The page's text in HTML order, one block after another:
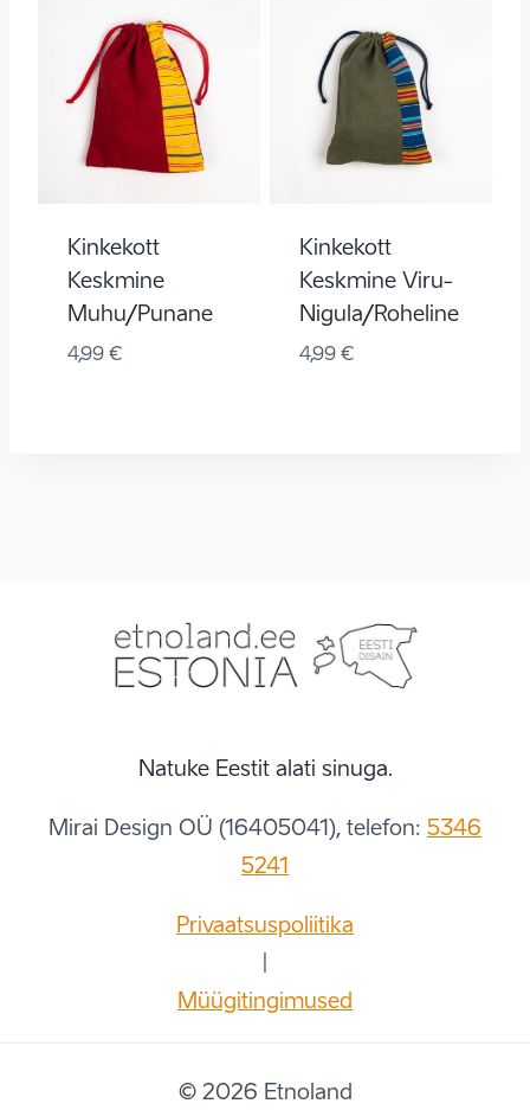
Kinkekott
Keskmine
Muhu/punane
4,99 €
Kinkekott
Keskmine Viru-
Nigula/roheline
4,99 €
Natuke Eestit alati sinuga.
Mirai Design OÜ (16405041), telefon: 5346
5241
Privaatsuspoliitika
Müügitingimused
© 2026 Etnoland